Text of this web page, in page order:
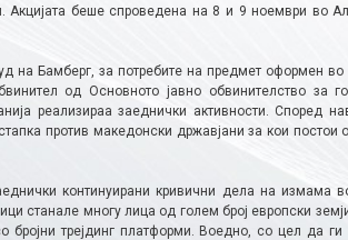
Акцијата беше спроведена на 8 и 9 ноември во
Бамберг, за потребите на предмет оформен во
од Основното јавно обвинителство за
реализираа заеднички активности. Според
против македонски државјани за кои
континуирани кривични дела на измама
станале многу лица од голем број европски
трејдинг платформи. Воедно, со цел да ги